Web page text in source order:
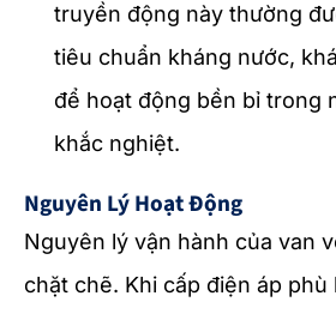
truyền động này thường
tiêu chuẩn kháng nước,
để hoạt động bền bỉ trong
khắc nghiệt.
Nguyên Lý Hoạt Động
Nguyên lý vận hành của van
chặt chẽ. Khi cấp điện áp